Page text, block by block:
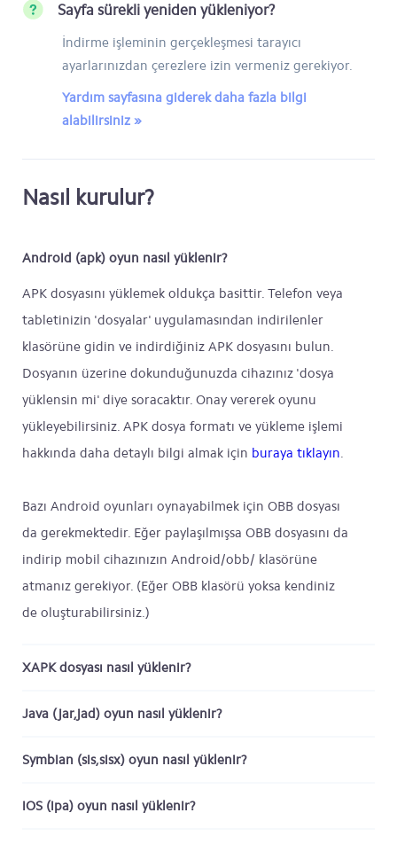
Sayfa sürekli yeniden yükleniyor?
İndirme işleminin gerçekleşmesi tarayıcı
ayarlarınızdan çerezlere izin vermeniz gerekiyor.
Yardım sayfasına giderek daha fazla bilgi
alabilirsiniz »
Nasıl kurulur?
Android (apk) oyun nasıl yüklenir?
APK dosyasını yüklemek oldukça basittir. Telefon veya
tabletinizin 'dosyalar' uygulamasından indirilenler
klasörüne gidin ve indirdiğiniz APK dosyasını bulun.
Dosyanın üzerine dokunduğunuzda cihazınız 'dosya
yüklensin mi' diye soracaktır. Onay vererek oyunu
yükleyebilirsiniz. APK dosya formatı ve yükleme işlemi
hakkında daha detaylı bilgi almak için buraya tıklayın.
Bazı Android oyunları oynayabilmek için OBB dosyası
da gerekmektedir. Eğer paylaşılmışsa OBB dosyasını da
indirip mobil cihazınızın Android/obb/ klasörüne
atmanız gerekiyor. (Eğer OBB klasörü yoksa kendiniz
de oluşturabilirsiniz.)
XAPK dosyası nasıl yüklenir?
Java (jar,jad) oyun nasıl yüklenir?
Symbian (sis,sisx) oyun nasıl yüklenir?
iOS (ipa) oyun nasıl yüklenir?